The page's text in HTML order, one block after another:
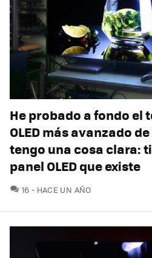
He probado a fondo el
OLED más avanzado
tengo una cosa clara:
panel OLED que existe
16 COMENTARIOS
HACE UN AÑO